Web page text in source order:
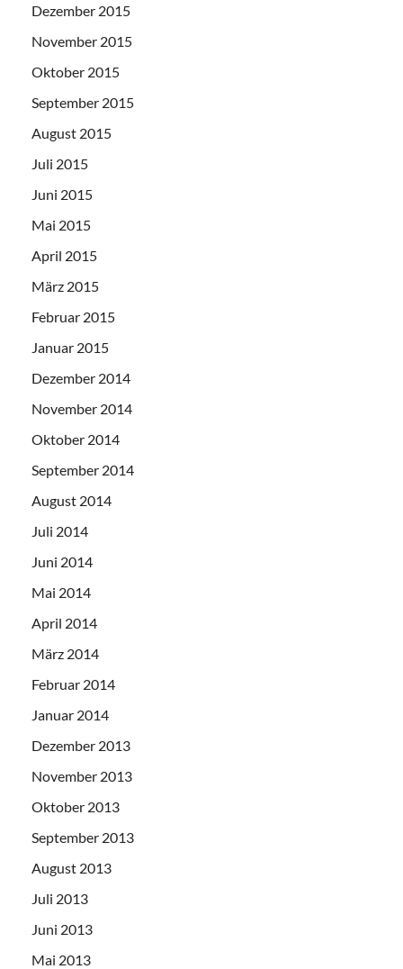
Dezember 2015
November 2015
Oktober 2015
September 2015
August 2015
Juli 2015
Juni 2015
Mai 2015
April 2015
März 2015
Februar 2015
Januar 2015
Dezember 2014
November 2014
Oktober 2014
September 2014
August 2014
Juli 2014
Juni 2014
Mai 2014
April 2014
März 2014
Februar 2014
Januar 2014
Dezember 2013
November 2013
Oktober 2013
September 2013
August 2013
Juli 2013
Juni 2013
Mai 2013